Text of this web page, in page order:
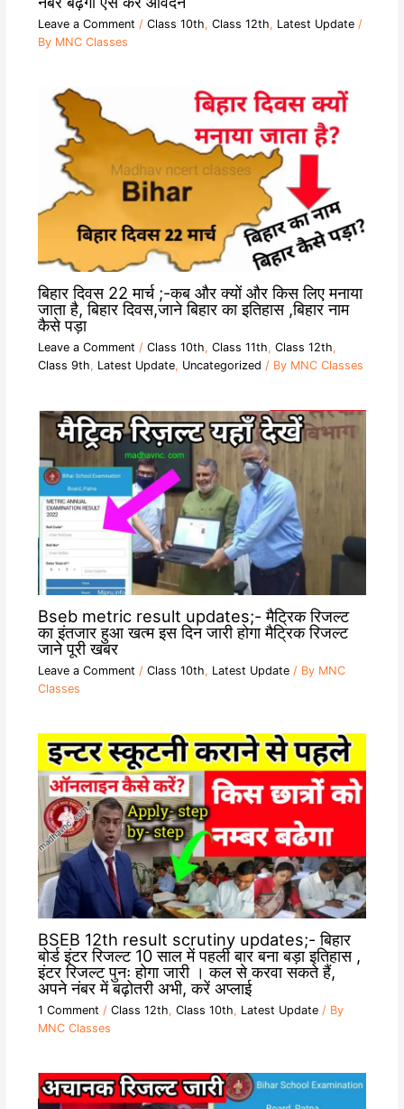
Leave a Comment / Class 10th, Class 12th, Latest Update/
By MNC Classes
बिहार दिवस 22 मार्च ;-कब और क्यों और किस लिए मनाया
जाता है, बिहार दिवस,जाने बिहार का इतिहास ,बिहार नाम
कैसे पड़ा
Leave a Comment / Class 10th, Class 11th, Class 12th,
Class 9th, Latest Update, Uncategorized / By MNC Classes
Bseb metric result updates;- मैट्रिक रिजल्ट
का इंतजार हुआ खत्म इस दिन जारी होगा मैट्रिक रिजल्ट
जाने पूरी खबर
Leave a Comment / Class 10th, Latest Update/ By MNC
Classes
BSEB 12th result scrutiny updates;- बिहार
बोर्ड इंटर रिजल्ट 10 साल में पहली बार बना बड़ा इतिहास ,
इंटर रिजल्ट पुनः होगा जारी । कल से करवा सकते हैं,
अपने नंबर में बढ़ोतरी अभी, करें अप्लाई
1 Comment / Class 12th, Class 10th, Latest Update/ By
MNC Classes